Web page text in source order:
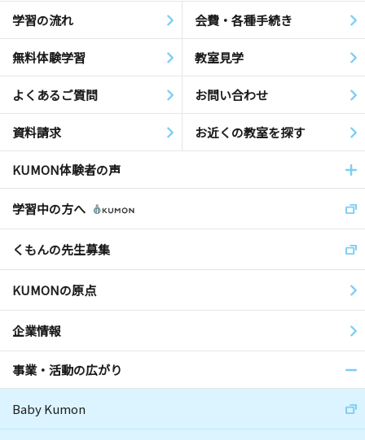
学習の流れ 会費・各種手続き
無料体験学習 教室見学
よくあるご質問 お問い合わせ
資料請求 お近くの教室を探す
KUMON体験者の声
学習中の方へ
くもんの先生募集
KUMONの原点
企業情報
事業・活動の広がり
Baby Kumon